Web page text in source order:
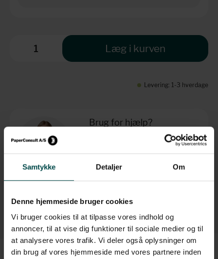
Samtykke Detaljer Om
Denne hjemmeside bruger cookies
Vi bruger cookies til at tilpasse vores indhold og
annoncer, til at vise dig funktioner til sociale medier og til
at analysere vores trafik. Vi deler også oplysninger om
din brug af vores hjemmeside med vores partnere inden
Læg i kurven
Levering: 1-3 hverdage
Brug for hjælp?
Fredag: 8.00-15.30
Dag til dag-levering
Løsningsorienteret